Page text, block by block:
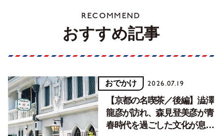
RECOMMEND
おすすめ記事
おでかけ 2026.07.19
【京都の名喫茶／後編】澁澤
龍彦が訪れ、森見登美彦が青
春時代を過ごした文化が息づ